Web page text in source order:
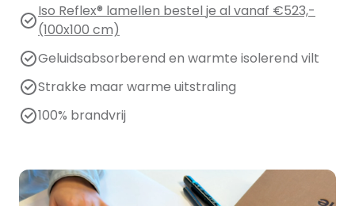
Iso Reflex® lamellen bestel je al vanaf €523,-
(100x100 cm)
Geluidsabsorberend en warmte isolerend vilt
Strakke maar warme uitstraling
100% brandvrij